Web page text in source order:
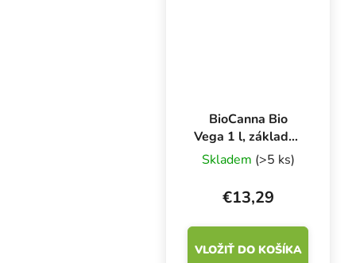
BioCanna Bio
Vega 1 l, základné
hnojivo pre rast
Skladem (>5 ks)
€13,29
VLOŽIŤ DO KOŠÍKA